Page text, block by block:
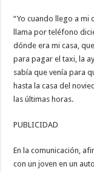
“Yo cuando llego a mi
llama por teléfono
dónde era mi casa,
para pagar el taxi, la
sabía que venía para
hasta la casa del
las últimas horas.
PUBLICIDAD
En la comunicación,
con un joven en un